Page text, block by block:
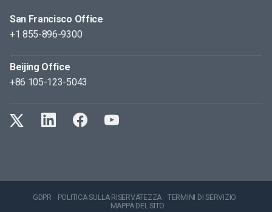
San Francisco Office
+1 855-896-9300
Beijing Office
+86 105-123-5043
GDPR POLITICA SULLA RISERVATEZZA
TERMINI DI SERVIZIO
MAPPA DEL SITO